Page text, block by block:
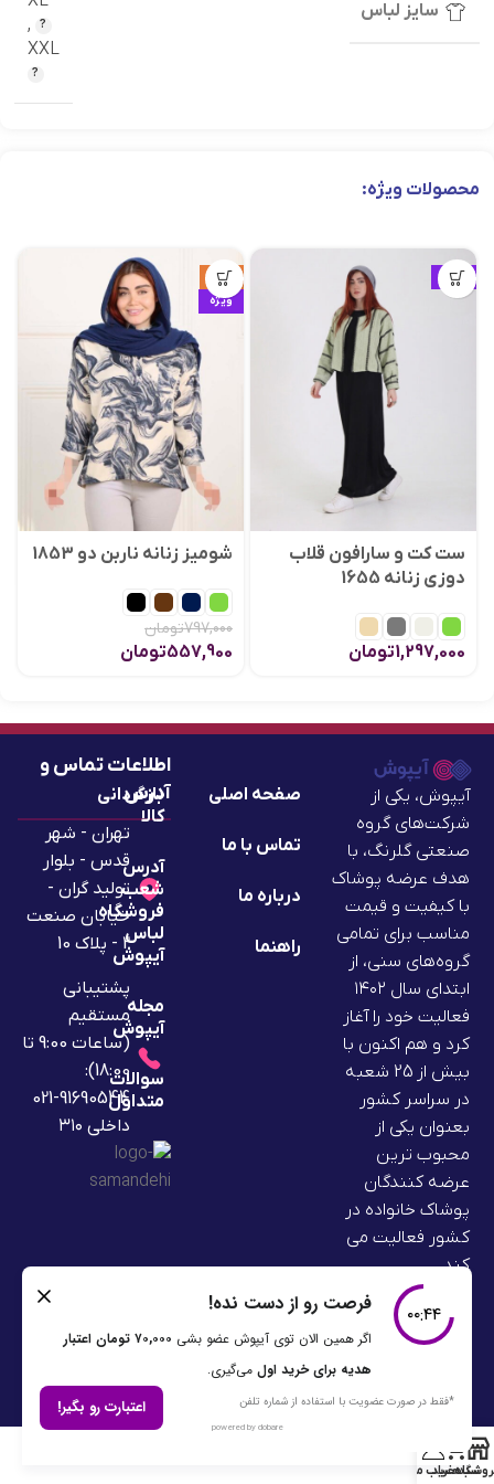
سایز لباس
,
XXL
محصولات ویژه:
ویژه
ست کت و سارافون قلاب
دوزی زنانه 1655
1,297,000تومان
حراج
ویژه
شومیز زنانه ناربن دو 1853
797,000تومان
557,900تومان
آیپوش، یکی از
شرکت‌های گروه
صنعتی گلرنگ، با
هدف عرضه پوشاک
با کیفیت و قیمت
مناسب برای تمامی
گروه‌های سنی، از
ابتدای سال ۱۴۰۲
فعالیت خود را آغاز
کرد و هم اکنون با
بیش از 25 شعبه
در سراسر کشور
بعنوان یکی از
محبوب ترین
عرضه کنندگان
پوشاک خانواده در
کشور فعالیت می
کند.
صفحه اصلی
تماس با ما
درباره ما
راهنما
بازگردانی
کالا
آدرس
شعب
فروشگاه
لباس
آیپوش
مجله
آیپوش
سوالات
متداول
تهران - شهر
قدس - بلوار
تولید گران -
خیابان صنعت
2 - پلاک 10
پشتیبانی
مستقیم
(ساعات 9:00 تا
18:00):
91690544-021
داخلی ۳۱۰
اطلاعات تماس و
آدرس
سبد خرید
حساب من